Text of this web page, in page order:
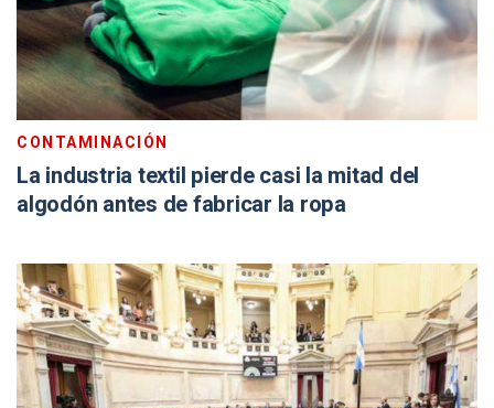
CONTAMINACIÓN
La industria textil pierde casi la mitad del
algodón antes de fabricar la ropa